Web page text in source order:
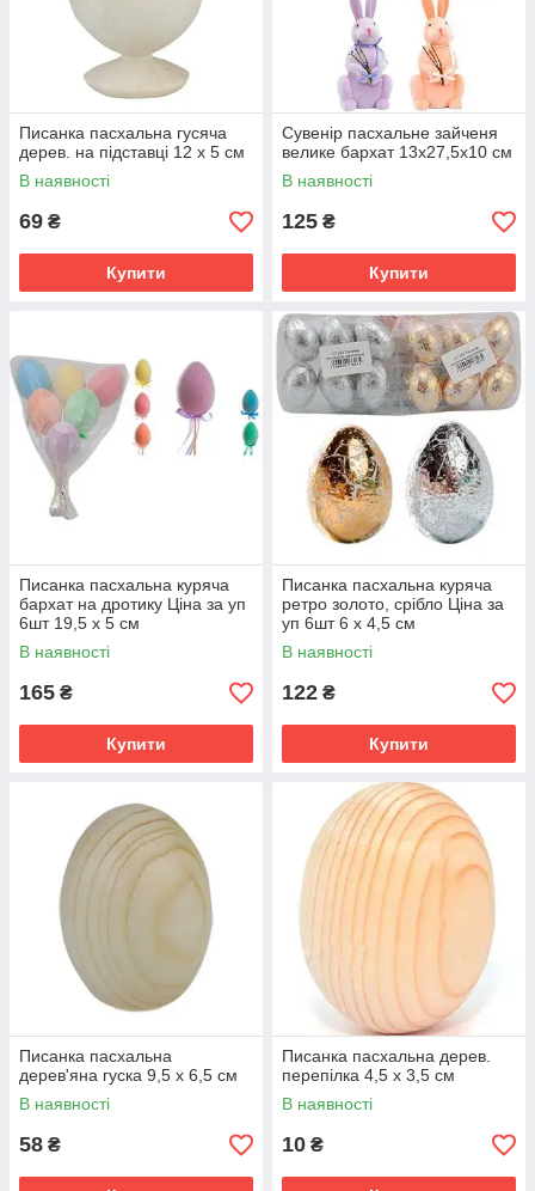
Писанка пасхальна гусяча
дерев. на підставці 12 х 5 см
В наявності
69 ₴
Купити
Сувенір пасхальне зайченя
велике бархат 13х27,5х10 см
В наявності
125 ₴
Купити
Писанка пасхальна куряча
бархат на дротику Ціна за уп
6шт 19,5 х 5 см
В наявності
165 ₴
Купити
Писанка пасхальна куряча
ретро золото, срібло Ціна за
уп 6шт 6 х 4,5 см
В наявності
122 ₴
Купити
Писанка пасхальна
дерев'яна гуска 9,5 х 6,5 см
В наявності
58 ₴
Писанка пасхальна дерев.
перепілка 4,5 х 3,5 см
В наявності
10 ₴